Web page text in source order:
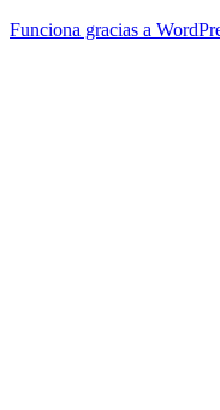
Funciona gracias a